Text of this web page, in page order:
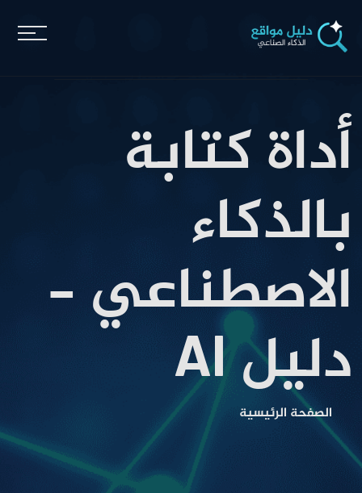
أداة كتابة
بالذكاء
الاصطناعي -
دليل AI
الصفحة الرئيسية